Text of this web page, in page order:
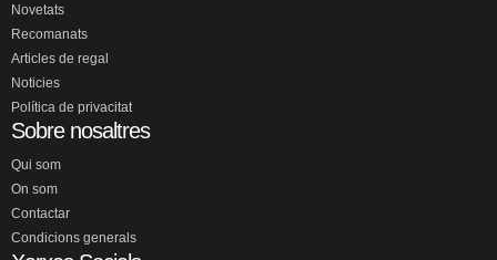
Novetats
Recomanats
Articles de regal
Noticies
Política de privacitat
Sobre nosaltres
Qui som
On som
Contactar
Condicions generals